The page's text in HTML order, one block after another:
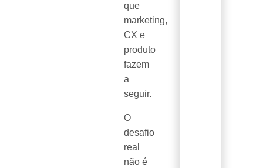
que
marketing,
CX e
produto
fazem
a
seguir.
O
desafio
real
não é